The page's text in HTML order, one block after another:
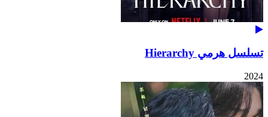
تسلسل هرمي Hierarchy
2024